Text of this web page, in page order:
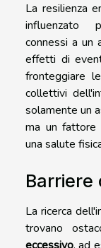
La resilienza
influenzato
connessi a un
effetti di
fronteggiare
collettivi
solamente un
ma un fattore
una salute
Barriere
La ricerca
trovano